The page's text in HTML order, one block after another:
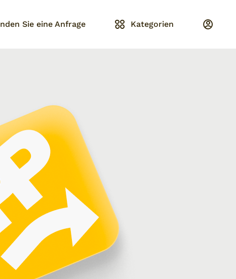
Sie eine Anfrage Kategorien